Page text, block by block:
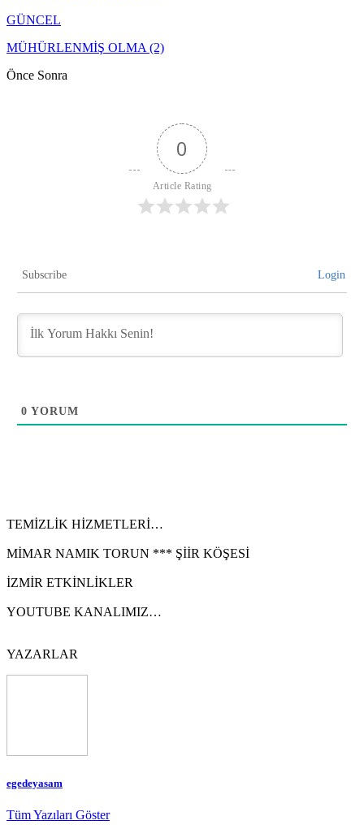
GÜNCEL
MÜHÜRLENMİŞ OLMA (2)
Önce Sonra
0
Article Rating
Subscribe Login
0 YORUM
TEMİZLİK HİZMETLERİ…
MİMAR NAMIK TORUN *** ŞİİR KÖŞESİ
İZMİR ETKİNLİKLER
YOUTUBE KANALIMIZ…
YAZARLAR
egedeyasam
Tüm Yazıları Göster